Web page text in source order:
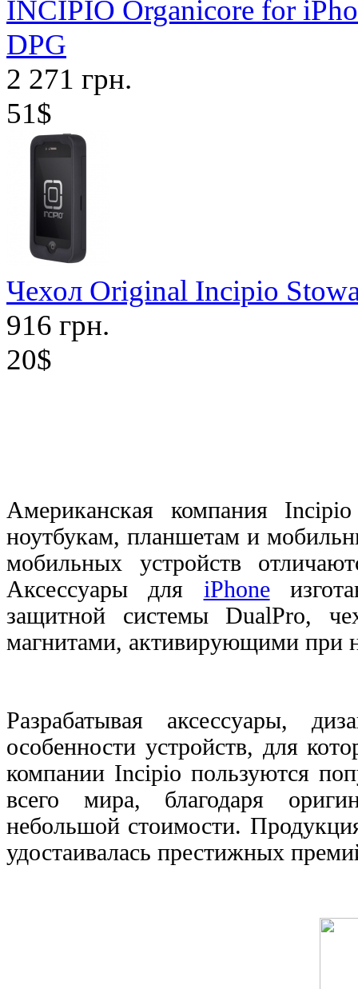
INCIPIO Organicore for
DPG
2 271 грн.
51$
Чехол Original Incipio
916 грн.
20$
Американская компания Incipio
ноутбукам, планшетам и
мобильных устройств
Аксессуары для iPhone
защитной системы DualPro,
магнитами, активирующими при
Разрабатывая аксессуары,
особенности устройств, для
компании Incipio пользуются
всего мира, благодаря
небольшой стоимости.
удостаивалась престижных